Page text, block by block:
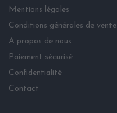
Mentions légales
Conditions générales de vente
A propos de nous
Paiement sécurisé
Confidentialité
Contact